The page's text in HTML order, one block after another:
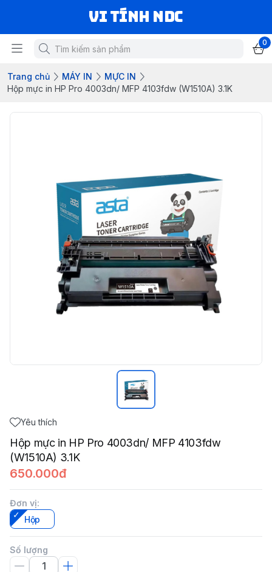
VI TÍNH NDC
0
Trang chủ MÁY IN
MỰC IN
Hộp mực in HP Pro 4003dn/ MFP 4103fdw (W1510A) 3.1K
Yêu thích
Hộp mực in HP Pro 4003dn/ MFP 4103fdw
(W1510A) 3.1K
650.000đ
Đơn vị:
Hộp
Số lượng